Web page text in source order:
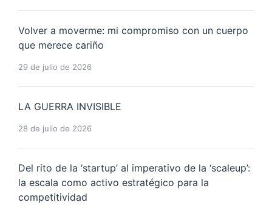
Volver a moverme: mi compromiso con un cuerpo
que merece cariño
29 de julio de 2026
LA GUERRA INVISIBLE
28 de julio de 2026
Del rito de la ‘startup’ al imperativo de la ‘scaleup’:
la escala como activo estratégico para la
competitividad